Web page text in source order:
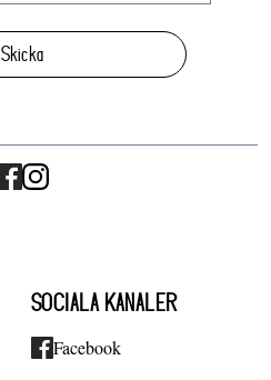
Skicka
SOCIALA KANALER
Facebook